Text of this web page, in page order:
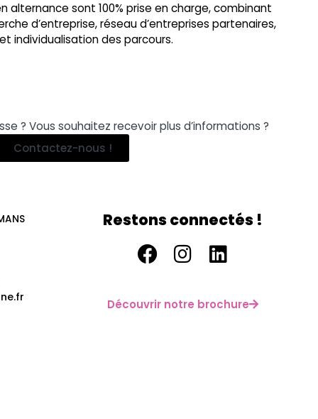
alternance sont 100% prise en charge, combinant
d’entreprise, réseau d’entreprises partenaires,
individualisation des parcours.
? Vous souhaitez recevoir plus d’informations ?
Contactez-nous !
Restons connectés !
Découvrir notre brochure